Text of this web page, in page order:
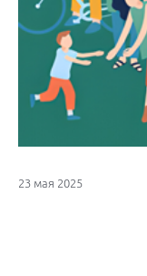
23 мая 2025